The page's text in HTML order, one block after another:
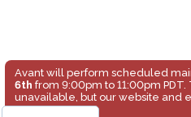
Avant will perform scheduled
6th from 9:00pm to 11:00pm
unavailable, but our website and